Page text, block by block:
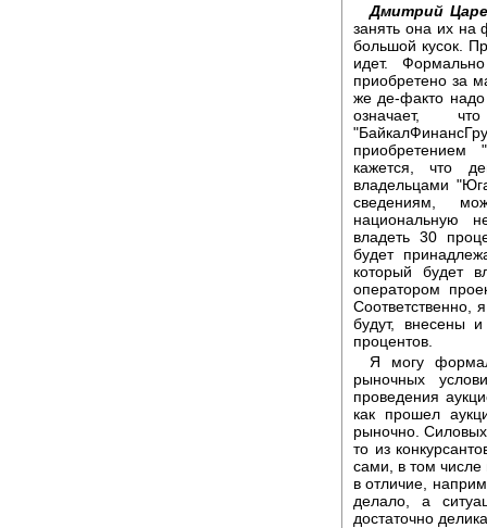
Дмитрий
занять она их
большой кусок.
идет.
приобретено за
же де-факто надо
означает,
приобретением
кажется, что
владельцами
сведениям,
национальную
владеть 30
будет
который будет
оператором
Соответственно,
будут, внесены
процентов.
Я могу
рыночных
проведения
как прошел
рыночно. Силовых
то из
сами, в том числе
в отличие,
делало, а
достаточно